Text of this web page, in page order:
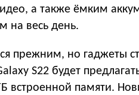
а также ёмким
на весь день.
прежним, но гаджеты
S22 будет
встроенной памяти.